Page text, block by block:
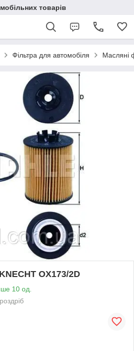
товарів
Фільтра для автомобіля Масляні
OX173/2D
10 од.